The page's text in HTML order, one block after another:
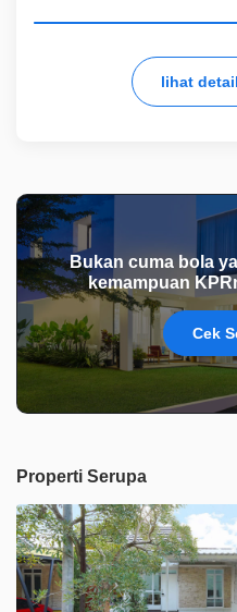
lihat
Bukan cuma bola
kemampuan
Cek
Properti Serupa